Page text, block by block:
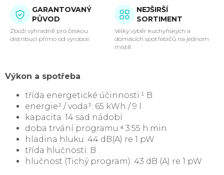
GARANTOVANÝ
PŮVOD
Zboží výhradně pro českou
distribuci přímo od výrobce.
NEJŠIRŠÍ
SORTIMENT
Velký výběr kuchyňských a
domácích spotřebičů na jednom
místě.
Výkon a spotřeba
třída energetické účinnosti:¹ B
energie² / voda³: 65 kWh / 9 l
kapacita: 14 sad nádobí
doba trvání programu:⁴ 3:55 h:min
hladina hluku: 44 dB(A) re 1 pW
třída hlučnosti: B
hlučnost (Tichý program): 43 dB (A) re 1 pW